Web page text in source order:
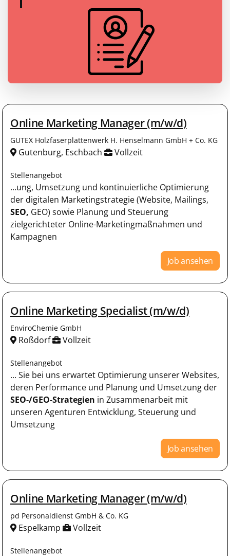
Online Marketing Manager (m/w/d)
GUTEX Holzfaserplattenwerk H. Henselmann GmbH + Co. KG
Gutenburg, Eschbach Vollzeit
Stellenangebot
...ung, Umsetzung und kontinuierliche Optimierung
der digitalen Marketingstrategie (Website, Mailings,
SEO, GEO) sowie Planung und Steuerung
zielgerichteter Online-Marketingmaßnahmen und
Kampagnen
Job ansehen
Online Marketing Specialist (m/w/d)
EnviroChemie GmbH
Roßdorf Vollzeit
Stellenangebot
... Sie bei uns erwartet Optimierung unserer Websites,
deren Performance und Planung und Umsetzung der
SEO-/GEO-Strategien in Zusammenarbeit mit
unseren Agenturen Entwicklung, Steuerung und
Umsetzung
Job ansehen
Online Marketing Manager (m/w/d)
pd Personaldienst GmbH & Co. KG
Espelkamp Vollzeit
Stellenangebot